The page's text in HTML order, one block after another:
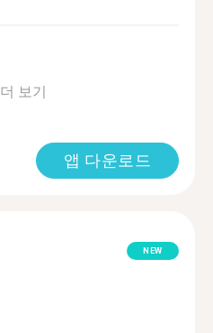
더 보기
앱 다운로드
NEW